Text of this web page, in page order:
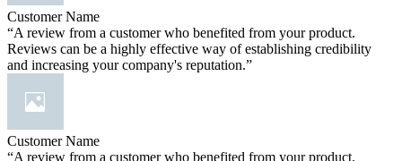
Customer Name
“A review from a customer who benefited from your product.
Reviews can be a highly effective way of establishing credibility
and increasing your company's reputation.”
Customer Name
“A review from a customer who benefited from your product.